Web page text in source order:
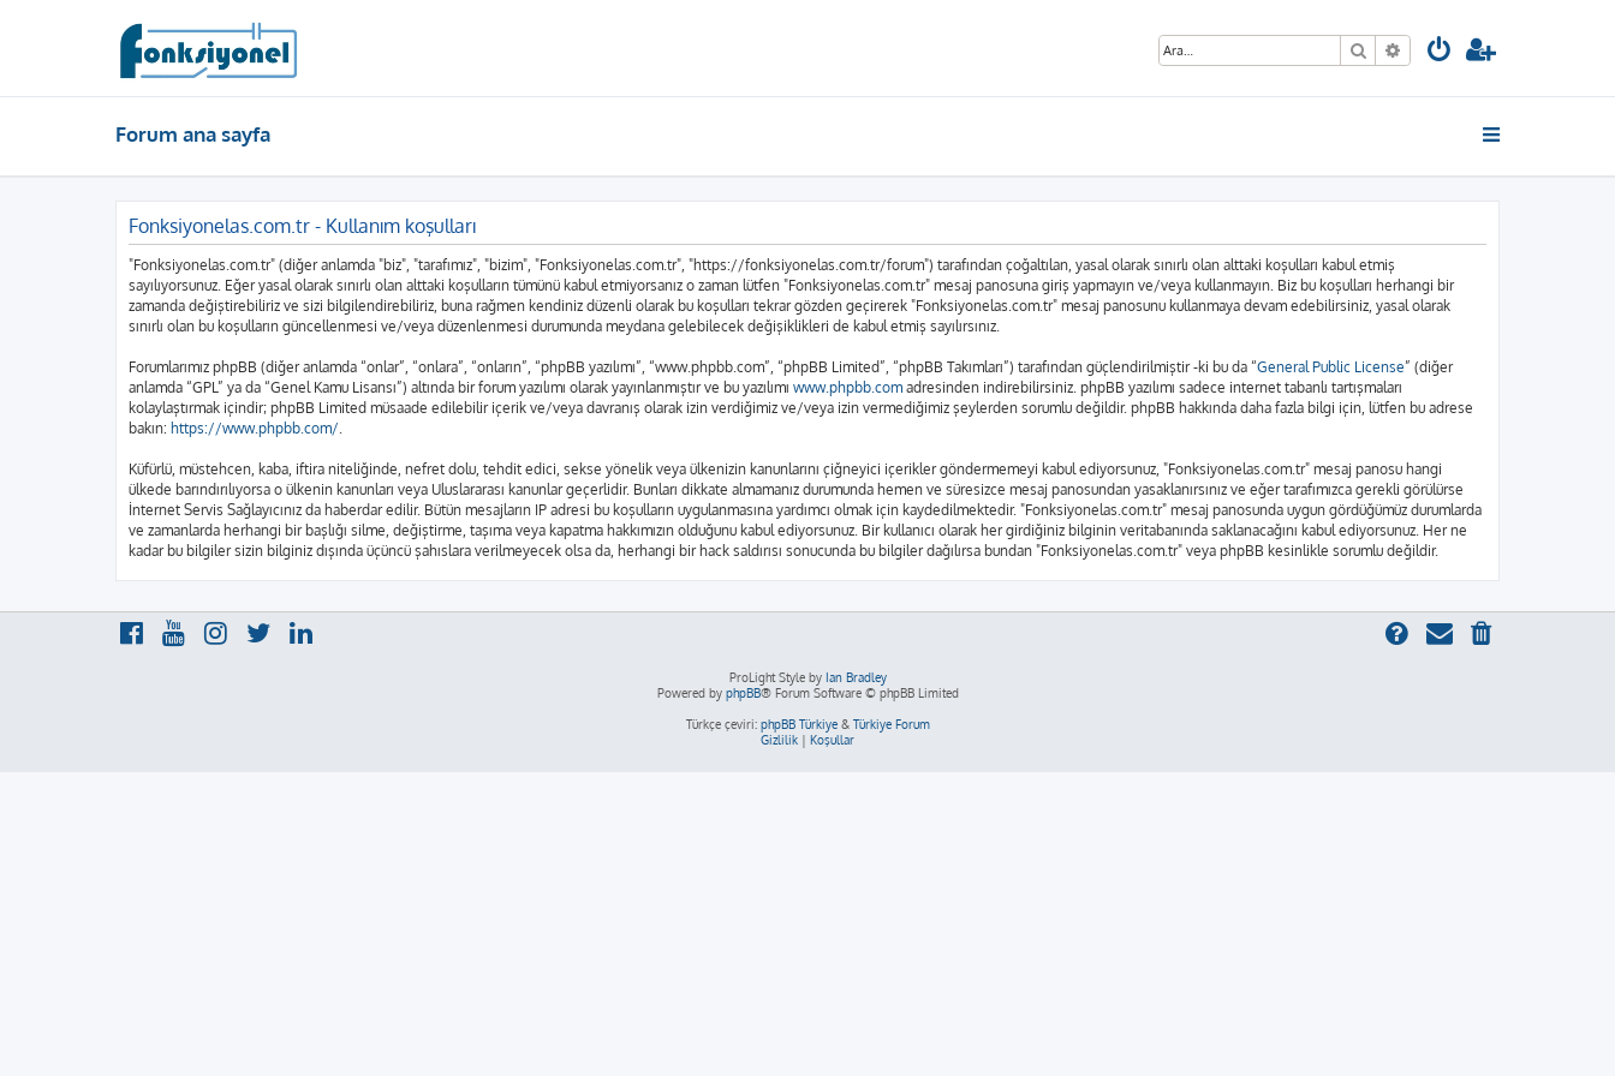
Ara Gelişmiş arama
Forum ana sayfa
Fonksiyonelas.com.tr - Kullanım koşulları
"Fonksiyonelas.com.tr" (diğer anlamda "biz", "tarafımız", "bizim", "Fonksiyonelas.com.tr", "https://fonksiyonelas.com.tr/forum") tarafından çoğaltılan, yasal olarak sınırlı olan alttaki koşulları kabul etmiş
sayılıyorsunuz. Eğer yasal olarak sınırlı olan alttaki koşulların tümünü kabul etmiyorsanız o zaman lütfen "Fonksiyonelas.com.tr" mesaj panosuna giriş yapmayın ve/veya kullanmayın. Biz bu koşulları herhangi bir
zamanda değiştirebiliriz ve sizi bilgilendirebiliriz, buna rağmen kendiniz düzenli olarak bu koşulları tekrar gözden geçirerek "Fonksiyonelas.com.tr" mesaj panosunu kullanmaya devam edebilirsiniz, yasal olarak
sınırlı olan bu koşulların güncellenmesi ve/veya düzenlenmesi durumunda meydana gelebilecek değişiklikleri de kabul etmiş sayılırsınız.
Forumlarımız phpBB (diğer anlamda “onlar”, “onlara”, “onların”, “phpBB yazılımı”, “www.phpbb.com”, “phpBB Limited”, “phpBB Takımları”) tarafından güçlendirilmiştir -ki bu da “General Public License” (diğer
anlamda “GPL” ya da “Genel Kamu Lisansı”) altında bir forum yazılımı olarak yayınlanmıştır ve bu yazılımı www.phpbb.com adresinden indirebilirsiniz. phpBB yazılımı sadece internet tabanlı tartışmaları
kolaylaştırmak içindir; phpBB Limited müsaade edilebilir içerik ve/veya davranış olarak izin verdiğimiz ve/veya izin vermediğimiz şeylerden sorumlu değildir. phpBB hakkında daha fazla bilgi için, lütfen bu adrese
bakın: https://www.phpbb.com/.
Küfürlü, müstehcen, kaba, iftira niteliğinde, nefret dolu, tehdit edici, sekse yönelik veya ülkenizin kanunlarını çiğneyici içerikler göndermemeyi kabul ediyorsunuz, "Fonksiyonelas.com.tr" mesaj panosu hangi
ülkede barındırılıyorsa o ülkenin kanunları veya Uluslararası kanunlar geçerlidir. Bunları dikkate almamanız durumunda hemen ve süresizce mesaj panosundan yasaklanırsınız ve eğer tarafımızca gerekli görülürse
İnternet Servis Sağlayıcınız da haberdar edilir. Bütün mesajların IP adresi bu koşulların uygulanmasına yardımcı olmak için kaydedilmektedir. "Fonksiyonelas.com.tr" mesaj panosunda uygun gördüğümüz durumlarda
ve zamanlarda herhangi bir başlığı silme, değiştirme, taşıma veya kapatma hakkımızın olduğunu kabul ediyorsunuz. Bir kullanıcı olarak her girdiğiniz bilginin veritabanında saklanacağını kabul ediyorsunuz. Her ne
kadar bu bilgiler sizin bilginiz dışında üçüncü şahıslara verilmeyecek olsa da, herhangi bir hack saldırısı sonucunda bu bilgiler dağılırsa bundan "Fonksiyonelas.com.tr" veya phpBB kesinlikle sorumlu değildir.
ProLight Style by Ian Bradley
Powered by phpBB® Forum Software © phpBB Limited
Türkçe çeviri: phpBB Türkiye& Türkiye Forum
Gizlilik | Koşullar